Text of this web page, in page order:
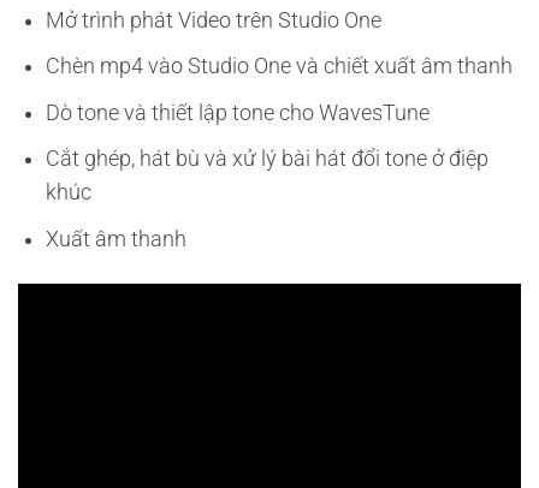
Mở trình phát Video trên Studio One
Chèn mp4 vào Studio One và chiết xuất âm thanh
Dò tone và thiết lập tone cho WavesTune
Cắt ghép, hát bù và xử lý bài hát đổi tone ở điệp
khúc
Xuất âm thanh